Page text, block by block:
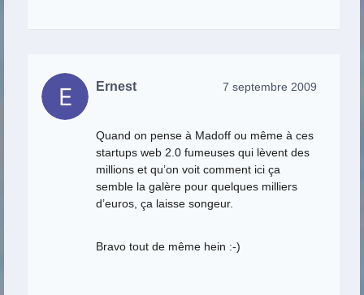
Ernest 7 septembre 2009
Quand on pense à Madoff ou même à ces
startups web 2.0 fumeuses qui lèvent des
millions et qu’on voit comment ici ça
semble la galère pour quelques milliers
d’euros, ça laisse songeur.
Bravo tout de même hein :-)